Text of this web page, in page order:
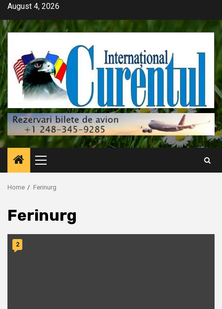
Skip
content
August 4, 2026
Primary
Menu
Home Ferinurg
Ferinurg
2